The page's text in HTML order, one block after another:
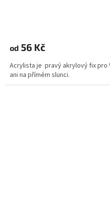
od 56 Kč
Acrylista je pravý akrylový fix pro
ani na přímém slunci.